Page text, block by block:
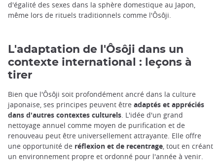
d'égalité des sexes dans la sphère domestique au Japon,
même lors de rituels traditionnels comme l'Ôsôji.
L'adaptation de l'Ôsôji dans un
contexte international : leçons à
tirer
Bien que l'Ôsôji soit profondément ancré dans la culture
japonaise, ses principes peuvent être adaptés et appréciés
dans d'autres contextes culturels . L'idée d'un grand
nettoyage annuel comme moyen de purification et de
renouveau peut être universellement attrayante. Elle offre
une opportunité de réflexion et de recentrage , tout en créant
un environnement propre et ordonné pour l'année à venir.